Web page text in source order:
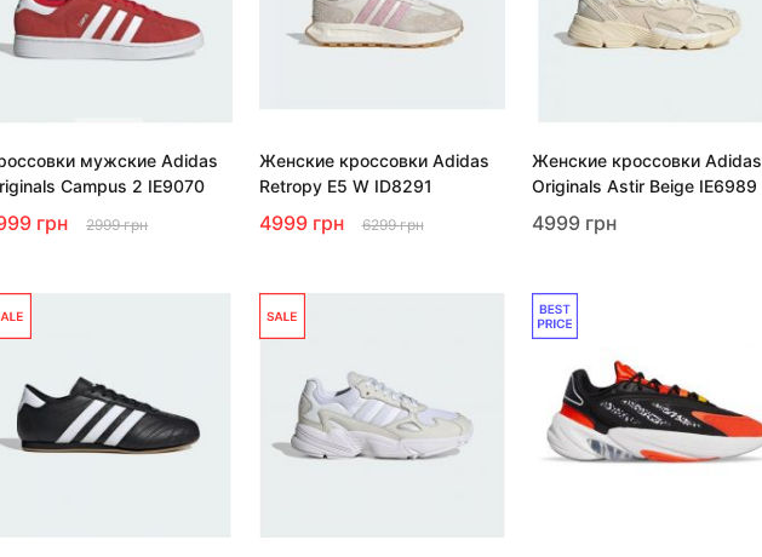
мужские Adidas
Campus 2 IE9070
грн 2999 грн
Женские кроссовки Adidas
Retropy E5 W ID8291
4999 грн 6299 грн
Женские кроссовки Adidas
Originals Astir Beige IE6989
4999 грн